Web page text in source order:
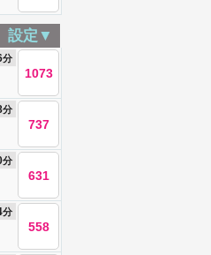
設定▼
分
1073
分
737
分
631
分
558